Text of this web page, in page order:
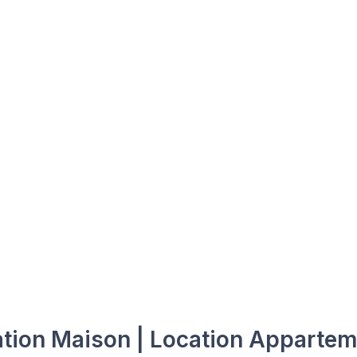
Maison | Location